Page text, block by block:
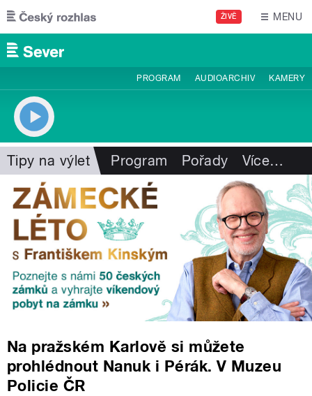
Přejít k hlavnímu obsahu
ŽIVĚ MENU
PROGRAM AUDIOARCHIV KAMERY
Tipy na výlet Program Pořady Více…
Na pražském Karlově si můžete
prohlédnout Nanuk i Pérák. V Muzeu
Policie ČR